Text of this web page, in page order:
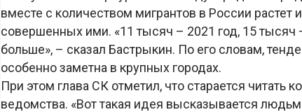
вместе с количеством мигрантов в России растет
совершенных ими. «11 тысяч – 2021 год, 15 тысяч
больше», – сказал Бастрыкин. По его словам,
особенно заметна в крупных городах.
При этом глава СК отметил, что старается читать
ведомства. «Вот такая идея высказывается